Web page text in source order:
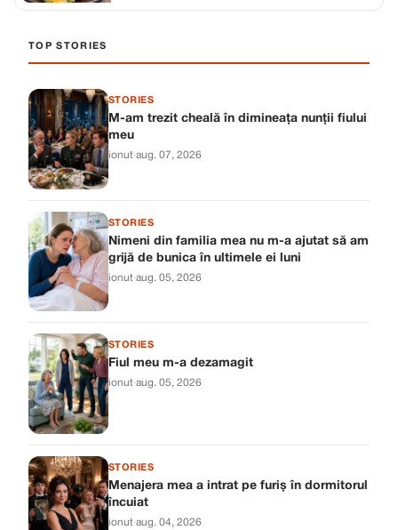
TOP STORIES
STORIES
M-am trezit cheală în dimineața nunții fiului
meu
ionut·aug. 07, 2026
STORIES
Nimeni din familia mea nu m-a ajutat să am
grijă de bunica în ultimele ei luni
ionut·aug. 05, 2026
STORIES
Fiul meu m-a dezamagit
ionut·aug. 05, 2026
STORIES
Menajera mea a intrat pe furiș în dormitorul
încuiat
ionut·aug. 04, 2026